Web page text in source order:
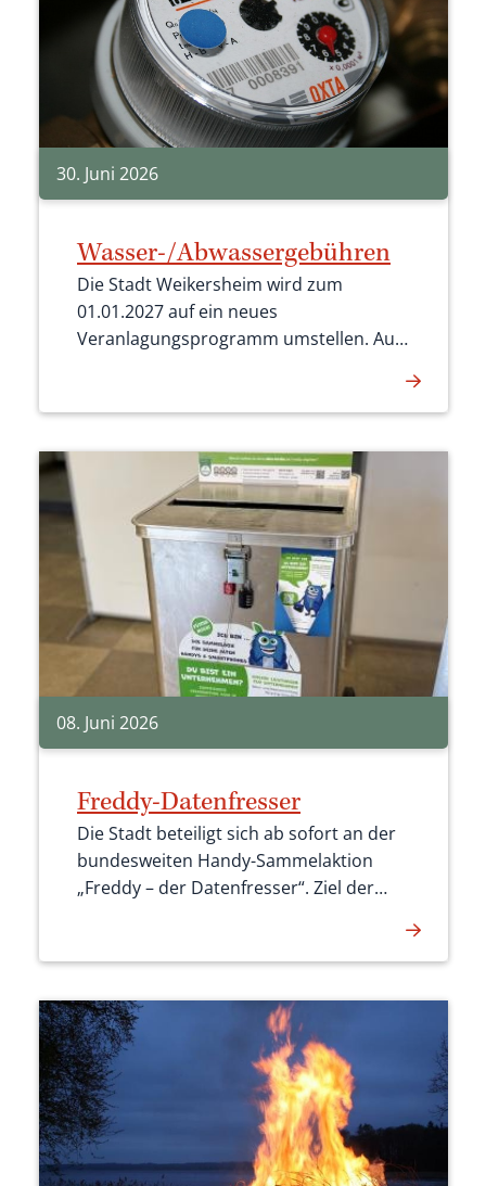
30. Juni 2026
Wasser-/Abwassergebühren
Die Stadt Weikersheim wird zum
01.01.2027 auf ein neues
Veranlagungsprogramm umstellen. Aus
noch im Jahr 2026, also deutlich früher
als sonst, erfolgen muss.
08. Juni 2026
Freddy-Datenfresser
Die Stadt beteiligt sich ab sofort an der
bundesweiten Handy-Sammelaktion
„Freddy – der Datenfresser“. Ziel der
wertvolle Rohstoffe zurückzugewinnen
und gleichzeitig einen sicheren Umgang
mit sensiblen Daten zu gewährleisten.